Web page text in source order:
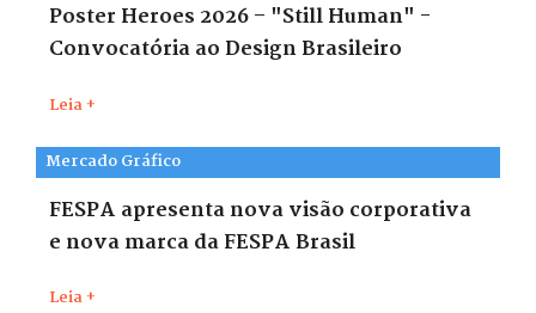
Poster Heroes 2026 – "Still Human" -
Convocatória ao Design Brasileiro
Leia +
Mercado Gráfico
FESPA apresenta nova visão corporativa
e nova marca da FESPA Brasil
Leia +